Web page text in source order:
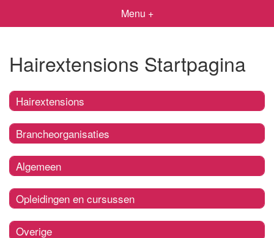
Menu +
Hairextensions Startpagina
Hairextensions
Brancheorganisaties
Algemeen
Opleidingen en cursussen
Overige